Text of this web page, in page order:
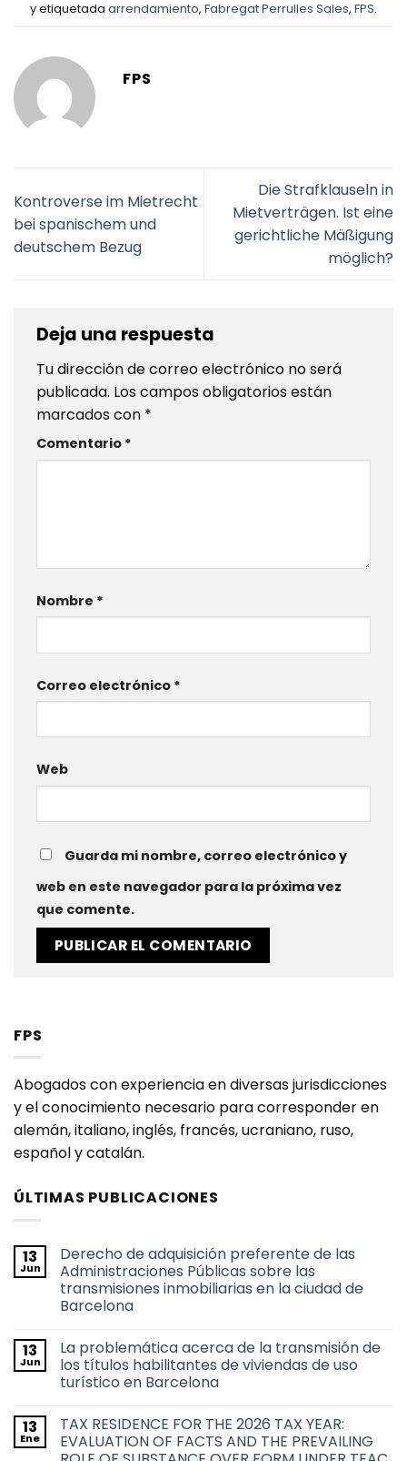
y etiquetada arrendamiento, Fabregat Perrulles Sales, FPS.
FPS
Kontroverse im Mietrecht
bei spanischem und
deutschem Bezug
Die Strafklauseln in
Mietverträgen. Ist eine
gerichtliche Mäßigung
möglich?
Deja una respuesta
Tu dirección de correo electrónico no será
publicada. Los campos obligatorios están
marcados con *
Comentario *
Nombre *
Correo electrónico *
Web
Guarda mi nombre, correo electrónico y
web en este navegador para la próxima vez
que comente.
FPS
Abogados con experiencia en diversas jurisdicciones
y el conocimiento necesario para corresponder en
alemán, italiano, inglés, francés, ucraniano, ruso,
español y catalán.
ÚLTIMAS PUBLICACIONES
13
Jun
Derecho de adquisición preferente de las
Administraciones Públicas sobre las
transmisiones inmobiliarias en la ciudad de
Barcelona
comentarios
en
Derecho
de
de
las
Administraciones
Públicas
13
Jun
La problemática acerca de la transmisión de
los títulos habilitantes de viviendas de uso
turístico en Barcelona
comentarios
en
La
13
Ene
TAX RESIDENCE FOR THE 2026 TAX YEAR:
EVALUATION OF FACTS AND THE PREVAILING